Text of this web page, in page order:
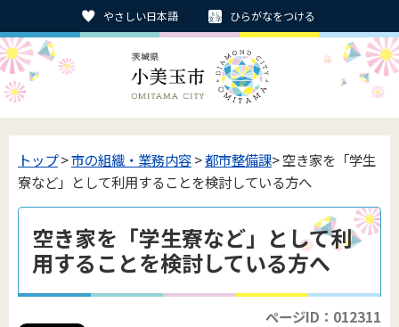
やさしい日本語 ひらがなをつける
トップ>市の組織・業務内容>都市整備課> 空き家を「学生
寮など」として利用することを検討している方へ
空き家を「学生寮など」として利
用することを検討している方へ
ページID：012311